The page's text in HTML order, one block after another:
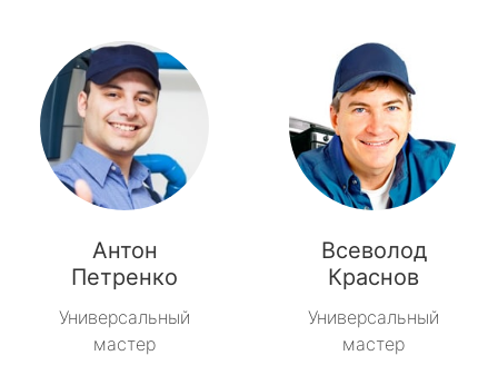
Антон
Петренко
Универсальный
мастер
Всеволод
Краснов
Универсальный
мастер